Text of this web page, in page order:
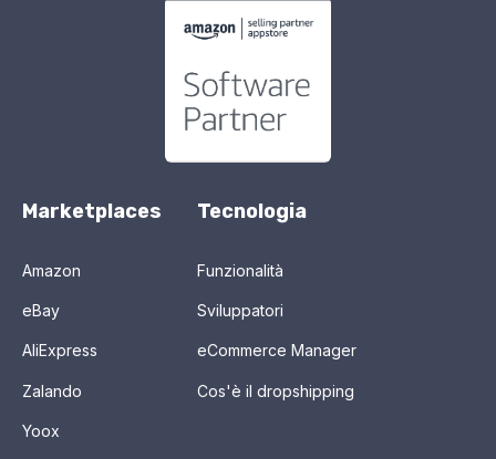
Marketplaces
Amazon
eBay
AliExpress
Zalando
Yoox
Tecnologia
Funzionalità
Sviluppatori
eCommerce Manager
Cos'è il dropshipping